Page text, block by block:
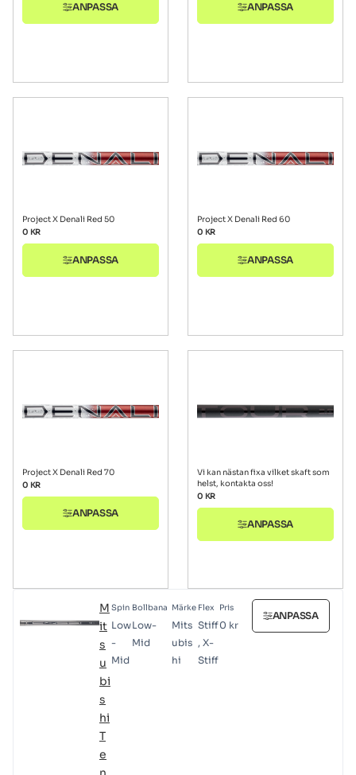
ANPASSA ANPASSA
Project X Denali Red 50
0 KR
ANPASSA
Project X Denali Red 60
0 KR
ANPASSA
Project X Denali Red 70
0 KR
ANPASSA
Vi kan nästan fixa vilket skaft som
helst, kontakta oss!
0 KR
ANPASSA
M
it
s
u
bi
s
hi
T
e
Spin
Low
-
Mid
Bollbana
Low-
Mid
Märke
Mits
ubis
hi
Flex
Stiff
, X-
Stiff
Pris
0 kr
ANPASSA